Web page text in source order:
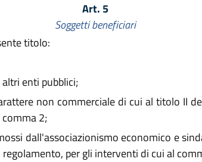
Art. 5
Soggetti beneficiari
titolo:
enti pubblici;
non commerciale di cui al titolo II
2;
dall'associazionismo economico e
per gli interventi di cui al